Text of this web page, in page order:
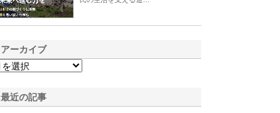
アーカイブ
最近の記事